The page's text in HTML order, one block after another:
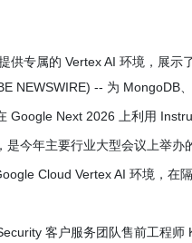
供专属的 Vertex AI 环境，展
NEWSWIRE) -- 为 MongoDB
Google Next 2026 上利用
今年主要行业大型会议上举办
Cloud Vertex AI 环境，在
客户服务团队售前工程